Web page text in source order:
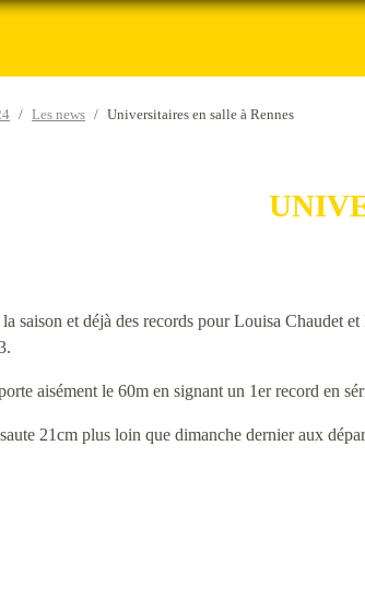
Les news Universitaires en salle à Rennes
saison et déjà des records pour Louisa Chaudet
aisément le 60m en signant un 1er record en
saute 21cm plus loin que dimanche dernier aux